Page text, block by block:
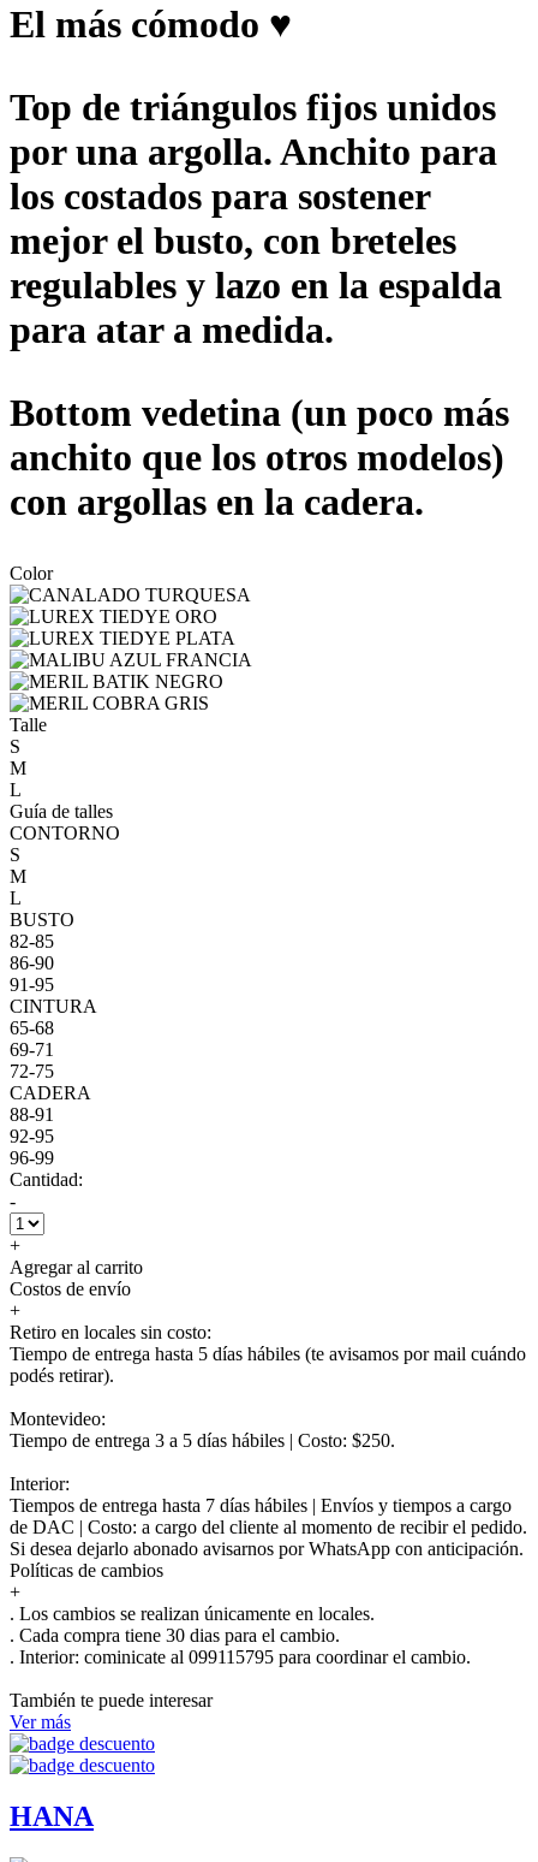
El más cómodo ♥
Top de triángulos fijos unidos
por una argolla. Anchito para
los costados para sostener
mejor el busto, con breteles
regulables y lazo en la espalda
para atar a medida.
Bottom vedetina (un poco más
anchito que los otros modelos)
con argollas en la cadera.
Color
Talle
S
M
L
Guía de talles
CONTORNO
S
M
L
BUSTO
82-85
86-90
91-95
CINTURA
65-68
69-71
72-75
CADERA
88-91
92-95
96-99
Cantidad:
-
+
Agregar al carrito
Costos de envío
+
Retiro en locales sin costo:
Tiempo de entrega hasta 5 días hábiles (te avisamos por mail cuándo
podés retirar).
Montevideo:
Tiempo de entrega 3 a 5 días hábiles | Costo: $250.
Interior:
Tiempos de entrega hasta 7 días hábiles | Envíos y tiempos a cargo
de DAC | Costo: a cargo del cliente al momento de recibir el pedido.
Si desea dejarlo abonado avisarnos por WhatsApp con anticipación.
Políticas de cambios
+
. Los cambios se realizan únicamente en locales.
. Cada compra tiene 30 dias para el cambio.
. Interior: cominicate al 099115795 para coordinar el cambio.
También te puede interesar
Ver más
HANA